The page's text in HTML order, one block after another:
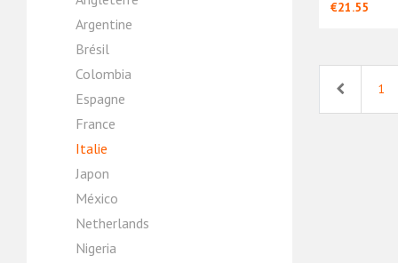
Argentine
Brésil
Colombia
Espagne
France
Italie
Japon
México
Netherlands
Nigeria
€21.55
Previous1